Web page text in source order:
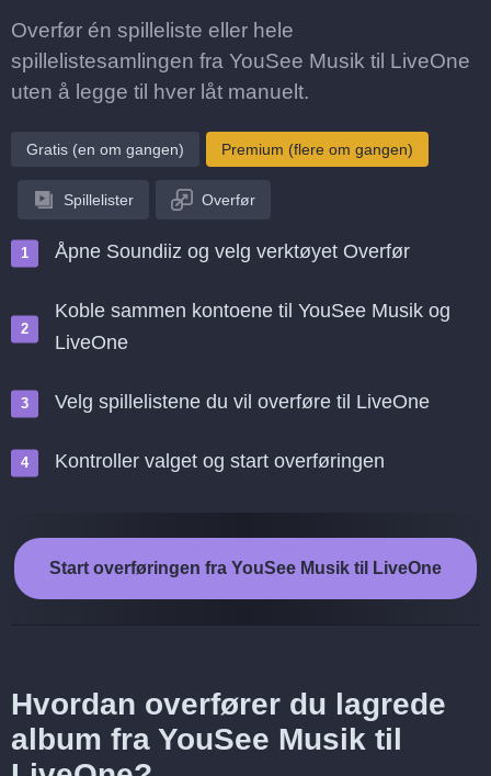
Overfør én spilleliste eller hele
spillelistesamlingen fra YouSee Musik til LiveOne
uten å legge til hver låt manuelt.
Gratis (en om gangen) Premium (flere om gangen)
Spillelister Overfør
Åpne Soundiiz og velg verktøyet Overfør
Koble sammen kontoene til YouSee Musik og
LiveOne
Velg spillelistene du vil overføre til LiveOne
Kontroller valget og start overføringen
Start overføringen fra YouSee Musik til LiveOne
Hvordan overfører du lagrede
album fra YouSee Musik til